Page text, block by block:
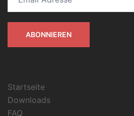
Adresse
ABONNIEREN
Startseite
Downloads
FAQ